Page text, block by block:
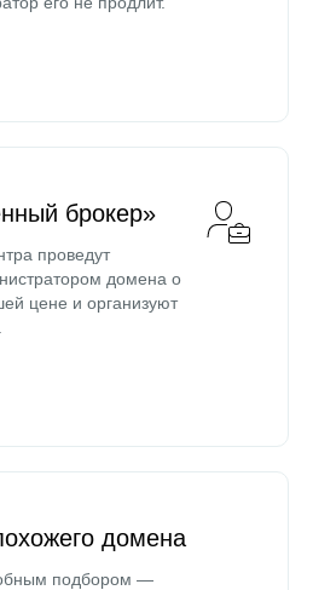
брокер»
проведут
домена о
цене и организуют
домена
подбором —